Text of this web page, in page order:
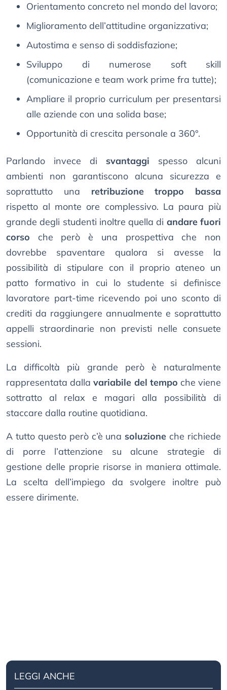
Orientamento concreto nel mondo del lavoro;
Miglioramento dell’attitudine organizzativa;
Autostima e senso di soddisfazione;
Sviluppo di numerose soft skill
(comunicazione e team work prime fra tutte);
Ampliare il proprio curriculum per presentarsi
alle aziende con una solida base;
Opportunità di crescita personale a 360°.
Parlando invece di svantaggi spesso alcuni
ambienti non garantiscono alcuna sicurezza e
soprattutto una retribuzione troppo bassa
rispetto al monte ore complessivo. La paura più
grande degli studenti inoltre quella di andare fuori
corso che però è una prospettiva che non
dovrebbe spaventare qualora si avesse la
possibilità di stipulare con il proprio ateneo un
patto formativo in cui lo studente si definisce
lavoratore part-time ricevendo poi uno sconto di
crediti da raggiungere annualmente e soprattutto
appelli straordinarie non previsti nelle consuete
sessioni.
La difficoltà più grande però è naturalmente
rappresentata dallavariabile del tempo che viene
sottratto al relax e magari alla possibilità di
staccare dalla routine quotidiana.
A tutto questo però c’è una soluzione che richiede
di porre l’attenzione su alcune strategie di
gestione delle proprie risorse in maniera ottimale.
La scelta dell’impiego da svolgere inoltre può
essere dirimente.
LEGGI ANCHE